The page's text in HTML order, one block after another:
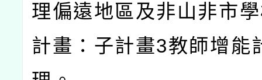
理偏遠地區及非山非市
計畫：子計畫3教師增能